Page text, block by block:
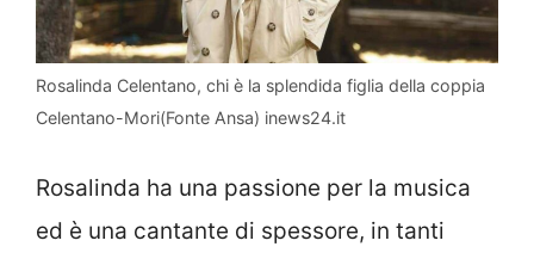
Rosalinda Celentano, chi è la splendida figlia della coppia
Celentano-Mori(Fonte Ansa) inews24.it
Rosalinda ha una passione per la musica
ed è una cantante di spessore, in tanti